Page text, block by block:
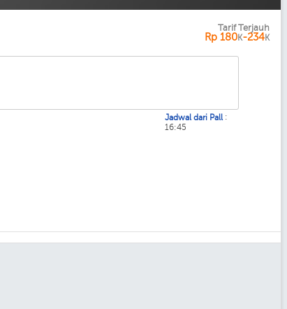
Tarif Terjauh
Rp 180K-234K
Jadwal dari Pall :
16:45